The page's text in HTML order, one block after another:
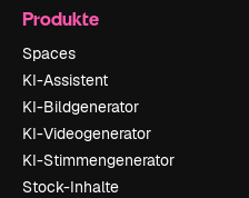
Produkte
Spaces
KI-Assistent
KI-Bildgenerator
KI-Videogenerator
KI-Stimmengenerator
Stock-Inhalte